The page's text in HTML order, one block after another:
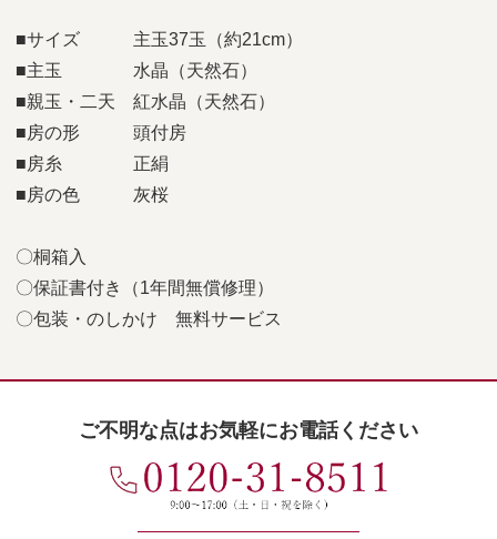
■サイズ 主玉37玉（約21cm）
■主玉 水晶（天然石）
■親玉・二天 紅水晶（天然石）
■房の形 頭付房
■房糸 正絹
■房の色 灰桜
〇桐箱入
〇保証書付き（1年間無償修理）
〇包装・のしかけ 無料サービス
ご不明な点はお気軽にお電話ください